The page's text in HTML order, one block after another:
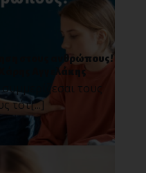
στους ανθρώπους!
Αγγελάκης
τους
τότ[...]